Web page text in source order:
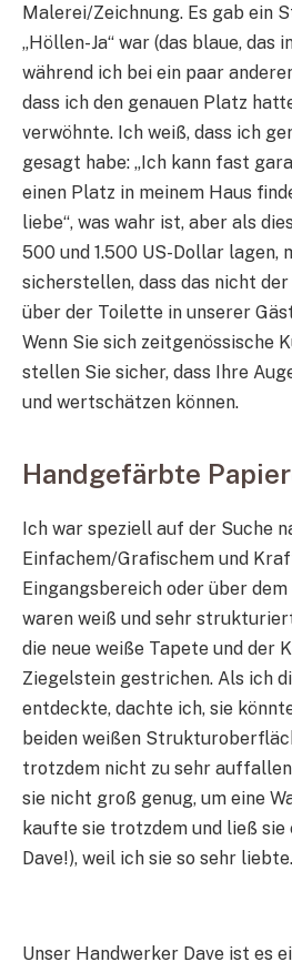
Malerei/Zeichnung. Es gab ein
„Höllen-Ja“ war (das blaue, das
während ich bei ein paar
dass ich den genauen Platz
verwöhnte. Ich weiß, dass ich
gesagt habe: „Ich kann fast
einen Platz in meinem Haus
liebe“, was wahr ist, aber als
500 und 1.500 US-Dollar lagen,
sicherstellen, dass das nicht
über der Toilette in unserer
Wenn Sie sich zeitgenössische
stellen Sie sicher, dass Ihre
und wertschätzen können.
Handgefärbte
Ich war speziell auf der Suche
Einfachem/Grafischem und
Eingangsbereich oder über dem
waren weiß und sehr
die neue weiße Tapete und der
Ziegelstein gestrichen. Als ich
entdeckte, dachte ich, sie
beiden weißen
trotzdem nicht zu sehr
sie nicht groß genug, um eine
kaufte sie trotzdem und ließ sie
Dave!), weil ich sie so sehr liebte.
Unser Handwerker Dave ist es